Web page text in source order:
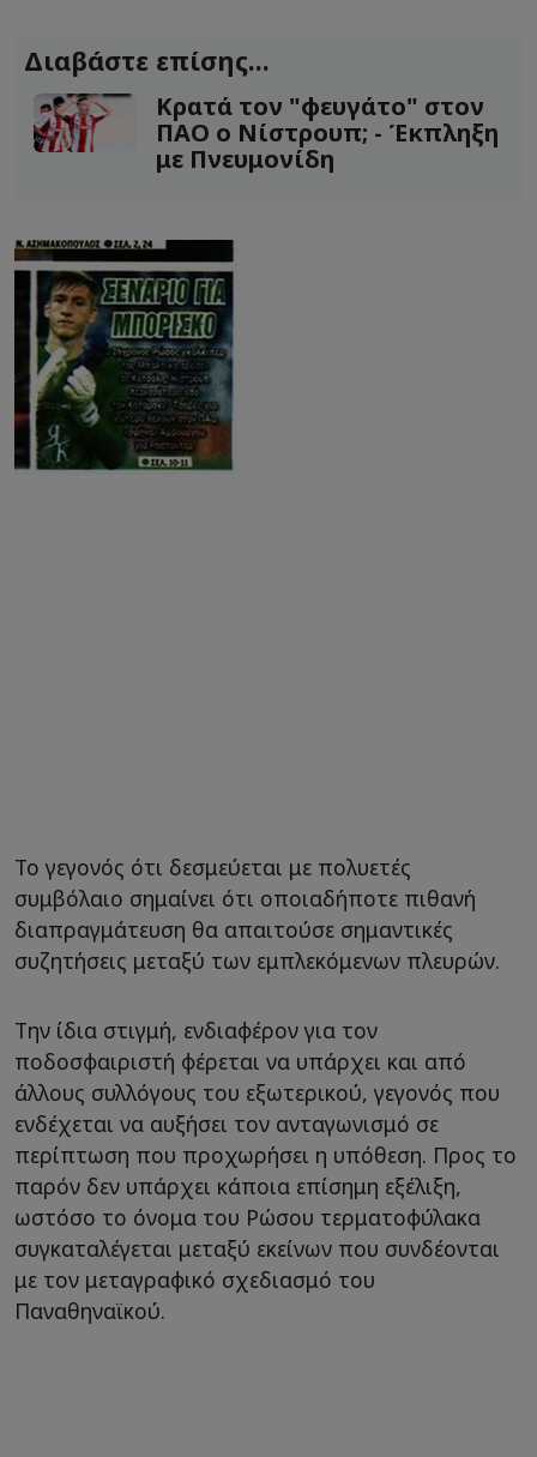
Διαβάστε επίσης...
Κρατά τον "φευγάτο" στον
ΠΑΟ ο Νίστρουπ; - Έκπληξη
με Πνευμονίδη
Το γεγονός ότι δεσμεύεται με πολυετές
συμβόλαιο σημαίνει ότι οποιαδήποτε πιθανή
διαπραγμάτευση θα απαιτούσε σημαντικές
συζητήσεις μεταξύ των εμπλεκόμενων πλευρών.
Την ίδια στιγμή, ενδιαφέρον για τον
ποδοσφαιριστή φέρεται να υπάρχει και από
άλλους συλλόγους του εξωτερικού, γεγονός που
ενδέχεται να αυξήσει τον ανταγωνισμό σε
περίπτωση που προχωρήσει η υπόθεση. Προς το
παρόν δεν υπάρχει κάποια επίσημη εξέλιξη,
ωστόσο το όνομα του Ρώσου τερματοφύλακα
συγκαταλέγεται μεταξύ εκείνων που συνδέονται
με τον μεταγραφικό σχεδιασμό του
Παναθηναϊκού.